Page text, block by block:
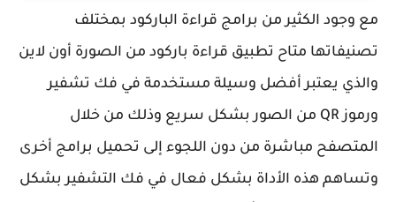
مع وجود الكثير من برامج قراءة الباركود بمختلف
تصنيفاتها متاح تطبيق قراءة باركود من الصورة أون لاين
والذي يعتبر أفضل وسيلة مستخدمة في فك تشفير
ورموز QR من الصور بشكل سريع وذلك من خلال
المتصفح مباشرة من دون اللجوء إلى تحميل برامج أخرى
وتساهم هذه الأداة بشكل فعال في فك التشفير بشكل